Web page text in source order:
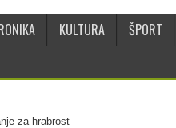
KULTURA ŠPORT
za hrabrost